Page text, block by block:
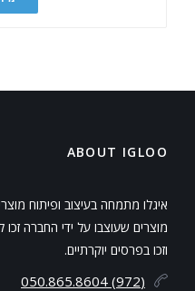
ABOUT IGLOO
מוצרים שעוצבו על ידי החברה זכו
וזכו בפרסים יוקרתיים.
(972) 050.865.8604